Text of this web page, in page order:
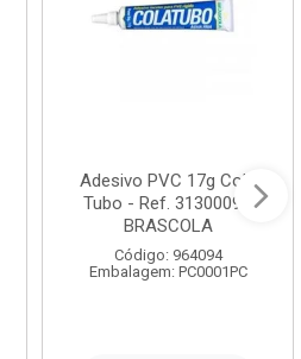
Adesivo PVC 17g Cola
Tubo - Ref. 3130009 -
BRASCOLA
Código: 964094
Embalagem: PC0001PC